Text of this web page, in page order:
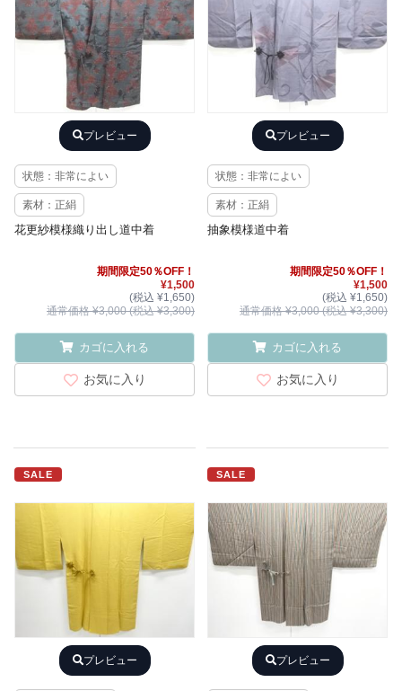
プレビュー
状態：非常によい
素材：正絹
花更紗模様織り出し道中着
期間限定50％OFF！
¥1,500
(税込 ¥1,650)
通常価格 ¥3,000 (税込 ¥3,300)
カゴに入れる
お気に入り
プレビュー
状態：非常によい
素材：正絹
抽象模様道中着
期間限定50％OFF！
¥1,500
(税込 ¥1,650)
通常価格 ¥3,000 (税込 ¥3,300)
カゴに入れる
お気に入り
SALE
プレビュー
SALE
プレビュー